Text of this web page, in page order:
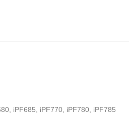
iPF685, iPF770, iPF780, iPF785